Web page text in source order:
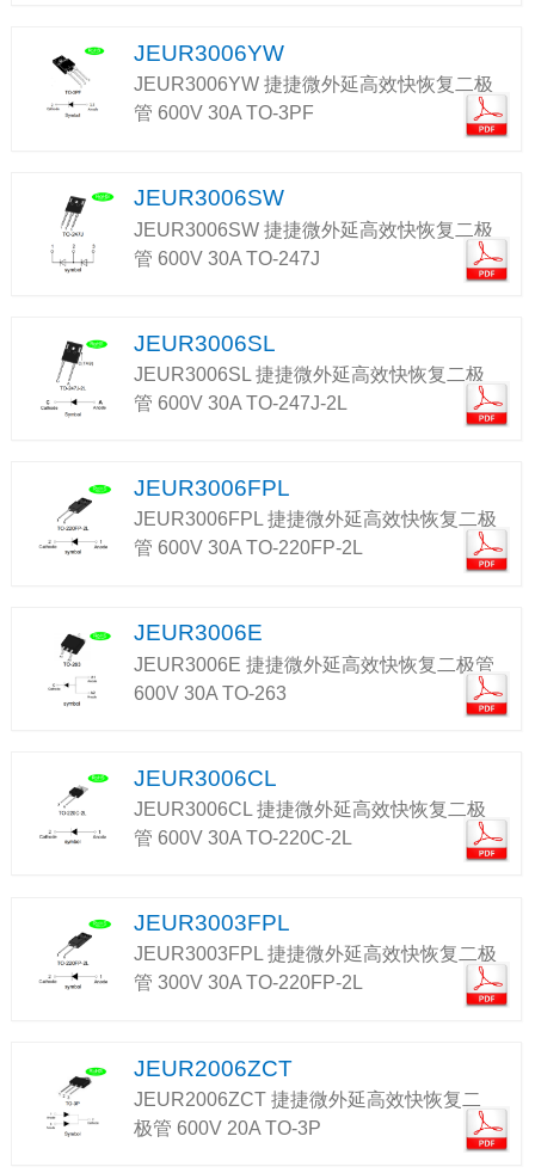
JEUR3006YW
JEUR3006YW 捷捷微外延高效快恢复二极
管 600V 30A TO-3PF
JEUR3006SW
JEUR3006SW 捷捷微外延高效快恢复二极
管 600V 30A TO-247J
JEUR3006SL
JEUR3006SL 捷捷微外延高效快恢复二极
管 600V 30A TO-247J-2L
JEUR3006FPL
JEUR3006FPL 捷捷微外延高效快恢复二极
管 600V 30A TO-220FP-2L
JEUR3006E
JEUR3006E 捷捷微外延高效快恢复二极管
600V 30A TO-263
JEUR3006CL
JEUR3006CL 捷捷微外延高效快恢复二极
管 600V 30A TO-220C-2L
JEUR3003FPL
JEUR3003FPL 捷捷微外延高效快恢复二极
管 300V 30A TO-220FP-2L
JEUR2006ZCT
JEUR2006ZCT 捷捷微外延高效快恢复二
极管 600V 20A TO-3P